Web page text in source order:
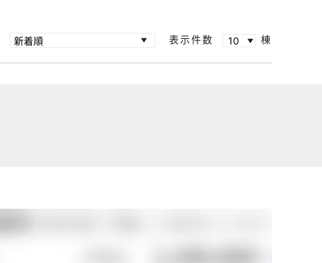
表示件数 棟